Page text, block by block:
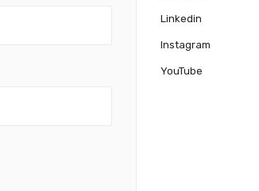
Linkedin
Instagram
YouTube